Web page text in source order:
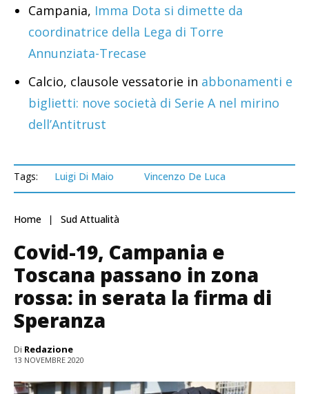
Campania, Imma Dota si dimette da
coordinatrice della Lega di Torre
Annunziata-Trecase
Calcio, clausole vessatorie in abbonamenti e
biglietti: nove società di Serie A nel mirino
dell’Antitrust
Tags: Luigi Di Maio Vincenzo De Luca
Home Sud Attualità
Covid-19, Campania e
Toscana passano in zona
rossa: in serata la firma di
Speranza
Di Redazione
13 NOVEMBRE 2020